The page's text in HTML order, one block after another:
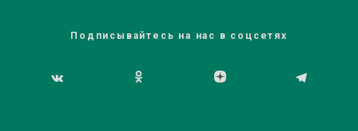
Подписывайтесь на нас в соцсетях